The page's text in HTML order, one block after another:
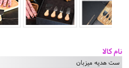
نام کالا
ست هدیه میزبان